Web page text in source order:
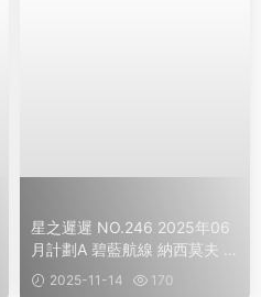
星之遲遲 NO.246 2025年06
月計劃A 碧藍航線 納西莫夫 [3
4P]2025-11-14 170